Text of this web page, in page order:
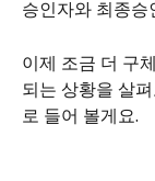
승인자와 최종승
이제 조금 더 구
되는 상황을 살
로 들어 볼게요.